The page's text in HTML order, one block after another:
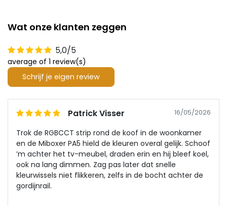
Wat onze klanten zeggen
5,0/5
average of 1 review(s)
Schrijf je eigen review
Patrick Visser 16/05/2026
Trok de RGBCCT strip rond de koof in de woonkamer
en de Miboxer PA5 hield de kleuren overal gelijk. Schoof
’m achter het tv-meubel, draden erin en hij bleef koel,
ook na lang dimmen. Zag pas later dat snelle
kleurwissels niet flikkeren, zelfs in de bocht achter de
gordijnrail.